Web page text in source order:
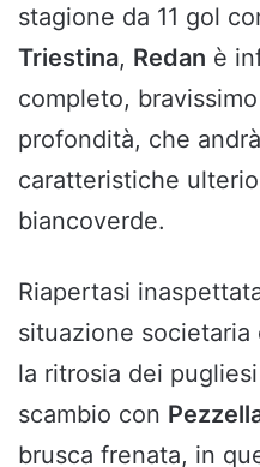
stagione da 11 gol
Triestina, Redan è
completo,
profondità, che
caratteristiche
biancoverde.
Riapertasi
situazione societaria
la ritrosia dei
scambio con
brusca frenata, in